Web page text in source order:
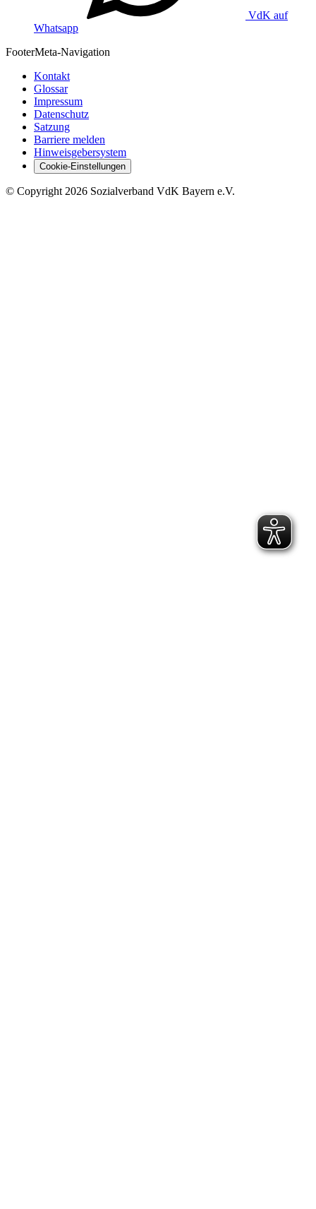
VdK auf
Whatsapp
FooterMeta-Navigation
Kontakt
Glossar
Impressum
Datenschutz
Satzung
Barriere melden
Hinweisgebersystem
Cookie-Einstellungen
© Copyright 2026 Sozialverband VdK Bayern e.V.